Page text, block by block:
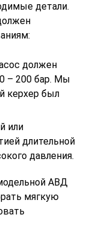
детали.
должен
– 200 бар. Мы
керхер был
или
длительной
давления.
АВД
мягкую